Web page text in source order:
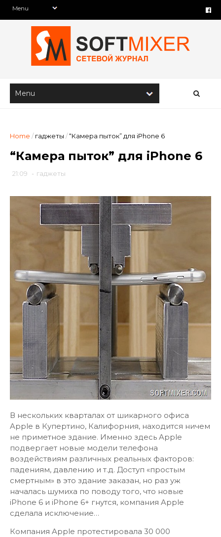
Home / гаджеты /“Камера пыток” для iPhone 6
“Камера пыток” для iPhone 6
21:09 - гаджеты
В нескольких кварталах от шикарного офиса
Apple в Купертино, Калифорния, находится ничем
не приметное здание. Именно здесь Apple
подвергает новые модели телефона
воздействиям различных реальных факторов:
падениям, давлению и т.д. Доступ «простым
смертным» в это здание заказан, но раз уж
началась шумиха по поводу того, что новые
iPhone 6 и iPhone 6+ гнутся, компания Apple
сделала исключение…
Компания Apple протестировала 30 000